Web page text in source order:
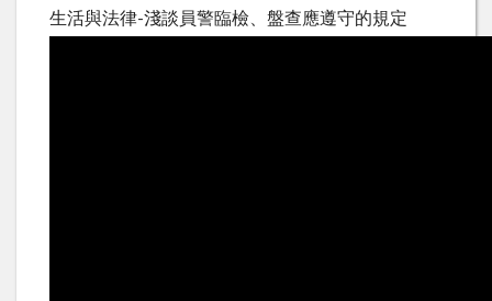
生活與法律-淺談員警臨檢、盤查應遵守的規定